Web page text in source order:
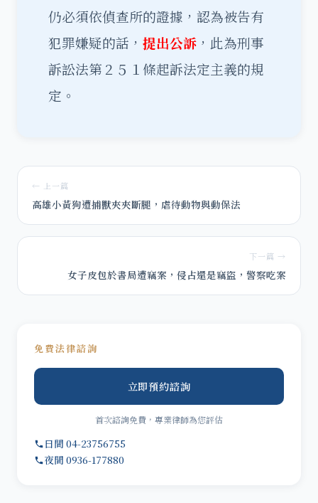
仍必須依偵查所的證據，認為被告有
犯罪嫌疑的話， 提出公訴 ，此為刑事
訴訟法第２５１條起訴法定主義的規
定。
← 上一篇
高雄小黃狗遭捕獸夾夾斷腿，虐待動物與動保法
下一篇 →
女子皮包於書局遭竊案，侵占還是竊盜，警察吃案
免費法律諮詢
立即預約諮詢
首次諮詢免費，專業律師為您評估
日間 04-23756755
夜間 0936-177880